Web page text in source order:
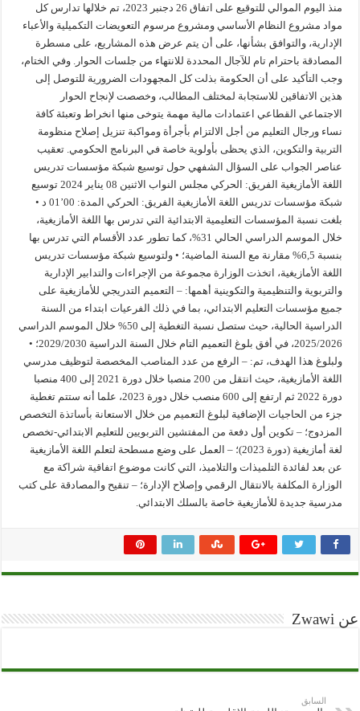
منذ اليوم الموالي للتوقيع على اتفاق 26 دجنبر 2023، تم خلالها تدارس كل
مواد مشروع النظام الأساسي ومشروع مرسوم التعويضات التكميلية والأعباء
الإدارية، والتوافق بشأنها، على أن يتم عرض هذه المشاريع، على مسطرة
المصادقة باحترام تام للآجال المحددة للانتهاء من جلسات الحوار. وفي الختام،
وجب التأكيد على أن الحكومة بذلت كل المجهودات الضرورية للتوصل إلى
هذين الاتفاقين للاستجابة لمختلف المطالب، وخصصت لإنجاح الحوار
الاجتماعي القطاعي اعتمادات مالية مهمة يتوخى منها انخراط وتعبئة كافة
نساء ورجال التعليم من أجل الالتزام بأجرأة ومواكبة تنزيل إصلاح منظومة
التربية والتكوين، الذي يحظى بأولوية خاصة في البرنامج الحكومي. تعقيب
عناصر الجواب على السؤال الشفهي حول توسيع شبكة مؤسسات تدريس
اللغة الأمازيغية الفريق: الحركي مجلس النواب الاثنين 08 يناير 2024 توسيع
شبكة مؤسسات تدريس اللغة الأمازيغية الفريق: الحركي المدة: 00’01 د •
بلغت نسبة المؤسسات التعليمية الابتدائية التي تدرس بها اللغة الأمازيغية،
خلال الموسم الدراسي الحالي 31%، كما تطور عدد الأقسام التي تدرس بها
بنسبة 6,5% مقارنة مع السنة الماضية؛ • ولتوسيع شبكة مؤسسات تدريس
اللغة الأمازيغية، اتخذت الوزارة مجموعة من الإجراءات والتدابير الإدارية
والتربوية والتنظيمية والتكوينية أهمها: – التعميم التدريجي للأمازيغية على
جميع مؤسسات التعليم الابتدائي، بما في ذلك الفرعيات ابتداء من السنة
الدراسية الحالية، حيث ستصل نسبة التغطية إلى 50% خلال الموسم الدراسي
2025/2026، في أفق بلوغ التعميم التام خلال السنة الدراسية 2029/2030؛ •
ولبلوغ هذا الهدف، تم: – الرفع من عدد المناصب المخصصة لتوظيف مدرسي
اللغة الأمازيغية، حيث انتقل من 200 منصبا خلال دورة 2021 إلى 400 منصبا
دورة 2022 ثم ارتفع إلى 600 منصب خلال دورة 2023، علما أنه ستتم تغطية
جزء من الحاجيات الإضافية لبلوغ التعميم من خلال الاستعانة بأساتذة التخصص
المزدوج؛ – تكوين أول دفعة من المفتشين التربويين للتعليم الابتدائي-تخصص
لغة أمازيغية (دورة 2023)؛ – العمل على وضع مسطحة لتعلم اللغة الأمازيغية
عن بعد لفائدة التلميذات والتلاميذ، التي كانت موضوع اتفاقية شراكة مع
الوزارة المكلفة بالانتقال الرقمي وإصلاح الإدارة؛ – تنقيح والمصادقة على كتب
مدرسية جديدة للأمازيغية خاصة بالسلك الابتدائي.
عن Zwawi
السابق